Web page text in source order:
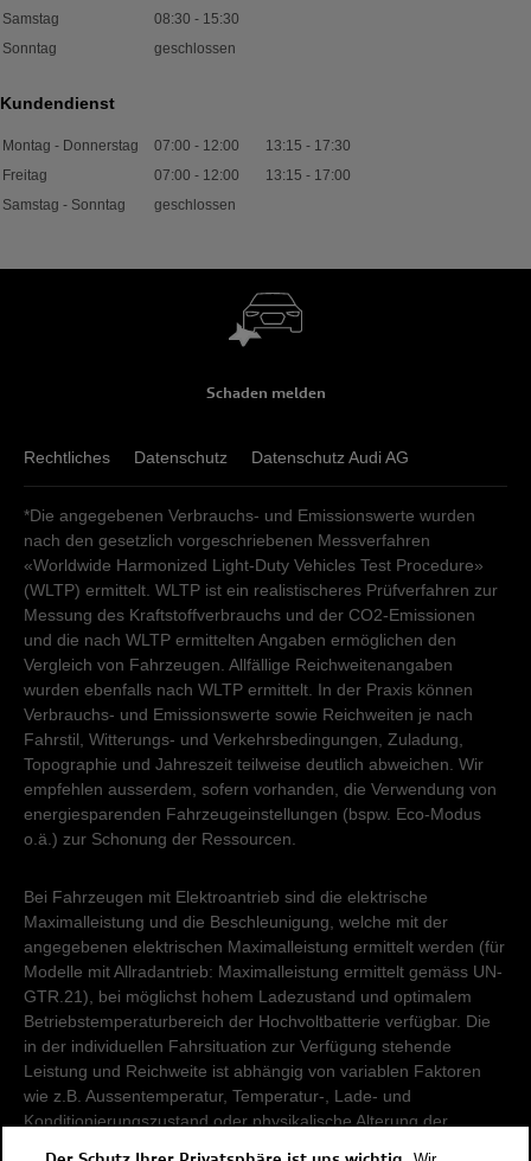
Samstag
08:30 - 15:30
Sonntag
geschlossen
Kundendienst
Montag - Donnerstag 07:00 - 12:00 13:15 - 17:30
Freitag
07:00 - 12:00 13:15 - 17:00
Samstag - Sonntag
geschlossen
Schaden melden
Rechtliches Datenschutz Datenschutz Audi AG
*Die angegebenen Verbrauchs- und Emissionswerte wurden
nach den gesetzlich vorgeschriebenen Messverfahren
«Worldwide Harmonized Light-Duty Vehicles Test Procedure»
(WLTP) ermittelt. WLTP ist ein realistischeres Prüfverfahren zur
Messung des Kraftstoffverbrauchs und der CO2-Emissionen
und die nach WLTP ermittelten Angaben ermöglichen den
Vergleich von Fahrzeugen. Allfällige Reichweitenangaben
wurden ebenfalls nach WLTP ermittelt. In der Praxis können
Verbrauchs- und Emissionswerte sowie Reichweiten je nach
Fahrstil, Witterungs- und Verkehrsbedingungen, Zuladung,
Topographie und Jahreszeit teilweise deutlich abweichen. Wir
empfehlen ausserdem, sofern vorhanden, die Verwendung von
energiesparenden Fahrzeugeinstellungen (bspw. Eco-Modus
o.ä.) zur Schonung der Ressourcen.
Bei Fahrzeugen mit Elektroantrieb sind die elektrische
Maximalleistung und die Beschleunigung, welche mit der
angegebenen elektrischen Maximalleistung ermittelt werden (für
Modelle mit Allradantrieb: Maximalleistung ermittelt gemäss UN-
GTR.21), bei möglichst hohem Ladezustand und optimalem
Betriebstemperaturbereich der Hochvoltbatterie verfügbar. Die
in der individuellen Fahrsituation zur Verfügung stehende
Leistung und Reichweite ist abhängig von variablen Faktoren
wie z.B. Aussentemperatur, Temperatur-, Lade- und
Konditionierungszustand oder physikalische Alterung der